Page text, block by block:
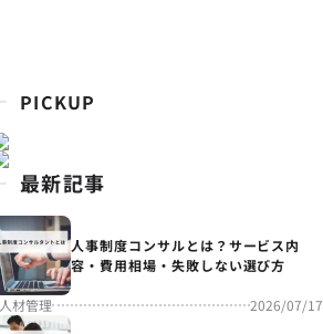
PICKUP
最新記事
人事制度コンサルとは？サービス内
容・費用相場・失敗しない選び方
人材管理 2026/07/17